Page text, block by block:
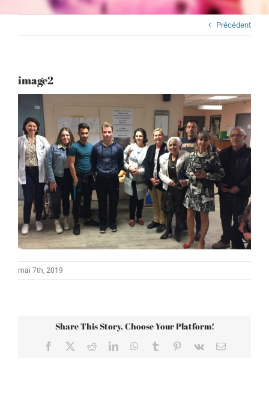
Précédent
image2
mai 7th, 2019
Share This Story, Choose Your Platform!
Facebook RedditLinkedInWhatsApp
Tumblr Pinterest
Vk Email